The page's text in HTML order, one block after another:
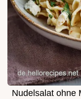
Nudelsalat ohne